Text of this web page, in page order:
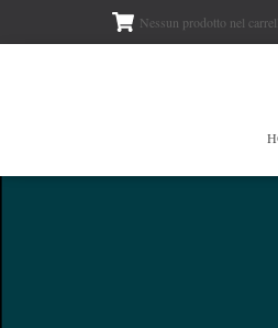
Nessun prodotto nel